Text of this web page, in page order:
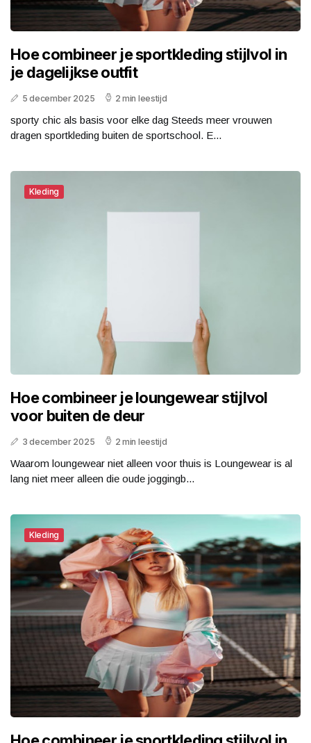
Hoe combineer je sportkleding stijlvol in
je dagelijkse outfit
5 december 2025 2 min leestijd
sporty chic als basis voor elke dag Steeds meer vrouwen
dragen sportkleding buiten de sportschool. E...
Kleding
Hoe combineer je loungewear stijlvol
voor buiten de deur
3 december 2025 2 min leestijd
Waarom loungewear niet alleen voor thuis is Loungewear is al
lang niet meer alleen die oude joggingb...
Kleding